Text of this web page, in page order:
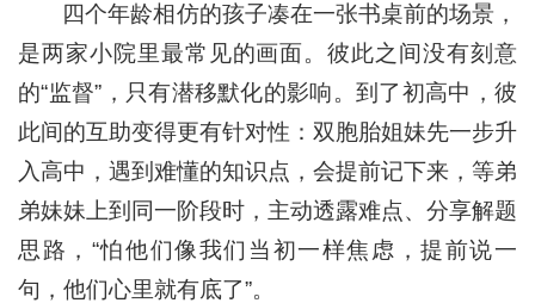
四个年龄相仿的孩子凑在一张书桌前的场景，
是两家小院里最常见的画面。彼此之间没有刻意
的“监督”，只有潜移默化的影响。到了初高中，彼
此间的互助变得更有针对性：双胞胎姐妹先一步升
入高中，遇到难懂的知识点，会提前记下来，等弟
弟妹妹上到同一阶段时，主动透露难点、分享解题
思路，“怕他们像我们当初一样焦虑，提前说一
句，他们心里就有底了”。